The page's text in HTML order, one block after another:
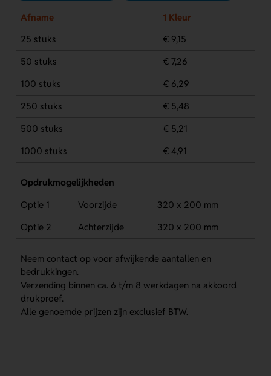
Afname
1 Kleur
25 stuks
€ 9,15
50 stuks
€ 7,26
100 stuks
€ 6,29
250 stuks
€ 5,48
500 stuks
€ 5,21
1000 stuks
€ 4,91
Opdrukmogelijkheden
Optie 1
Voorzijde
320 x 200 mm
Optie 2
Achterzijde 320 x 200 mm
Neem contact op voor afwijkende aantallen en
bedrukkingen.
Verzending binnen ca. 6 t/m 8 werkdagen na akkoord
drukproef.
Alle genoemde prijzen zijn exclusief BTW.